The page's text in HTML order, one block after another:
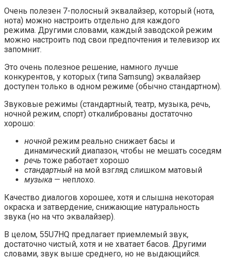
Очень полезен 7-полосный эквалайзер, который (нота,
нота) можно настроить отдельно для каждого
режима. Другими словами, каждый заводской режим
можно настроить под свои предпочтения и телевизор их
запомнит.
Это очень полезное решение, намного лучше
конкурентов, у которых (типа Samsung) эквалайзер
доступен только в одном режиме (обычно стандартном).
Звуковые режимы (стандартный, театр, музыка, речь,
ночной режим, спорт) откалиброваны достаточно
хорошо:
ночной режим реально снижает басы и
динамический диапазон, чтобы не мешать соседям
речь тоже работает хорошо
стандартный на мой взгляд слишком матовый
музыка — неплохо.
Качество диалогов хорошее, хотя и слышна некоторая
окраска и затвердение, снижающие натуральность
звука (но на что эквалайзер).
В целом, 55U7HQ предлагает приемлемый звук,
достаточно чистый, хотя и не хватает басов. Другими
словами, звук выше среднего, но не выдающийся.